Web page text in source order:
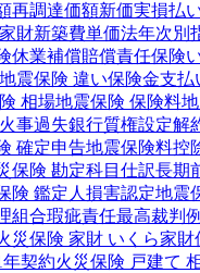
再調達価額新価実損払
財新築費単価法年次別
休業補償賠償責任保険
震保険 違い保険金支払
相場地震保険 保険料
事過失銀行質権設定解
確定申告地震保険料控
保険 勘定科目 仕訳長期
険 鑑定人 損害認定地震
組合瑕疵責任最高裁判例
災保険 家財 いくら家財
年契約火災保険 戸建て